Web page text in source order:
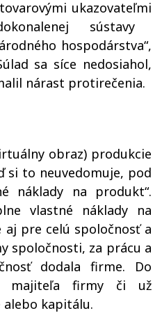
ými ukazovateľmi
sústavy
hospodárstva“,
sa síce nedosiahol,
nárast protirečenia.
obraz) produkcie
si to neuvedomuje, pod
náklady na produkt“.
vlastné náklady na
pre celú spoločnosť a
spoločnosti, za prácu a
dodala firme. Do
firmy či už
kapitálu.